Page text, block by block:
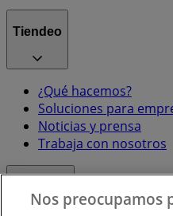
Tiendeo
¿Qué hacemos?
Soluciones para
Noticias y prensa
Trabaja con nosotros
Nos preocupamos